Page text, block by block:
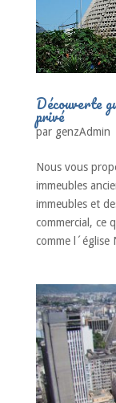
Découverte
privé
par genzAdmin
Nous vous
immeubles
immeubles et
commercial, ce
comme l´église